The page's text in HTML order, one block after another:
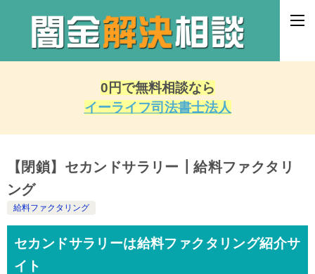
0円で無料相談なら
イーライフ司法書士法人
【閉鎖】セカンドサラリー┃給料ファクタリ
ング
給料ファクタリング
セカンドサラリーは給料ファクタリング紹介サ
イト